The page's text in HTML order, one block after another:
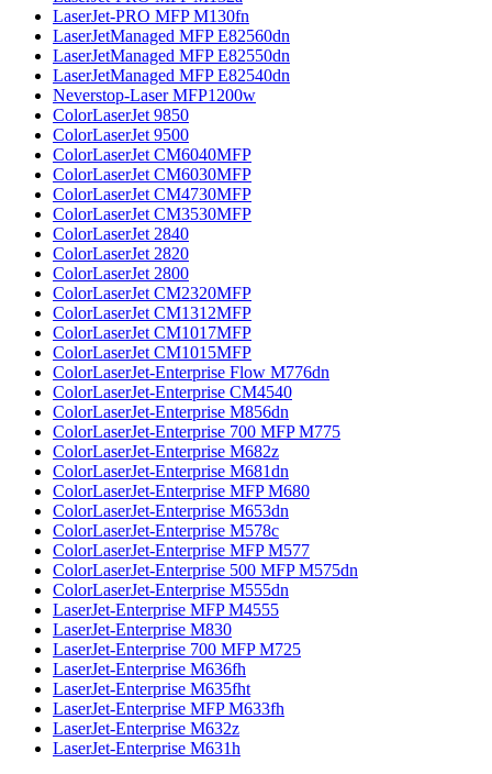
LaserJet-PRO MFP M130fn
LaserJetManaged MFP E82560dn
LaserJetManaged MFP E82550dn
LaserJetManaged MFP E82540dn
Neverstop-Laser MFP1200w
ColorLaserJet 9850
ColorLaserJet 9500
ColorLaserJet CM6040MFP
ColorLaserJet CM6030MFP
ColorLaserJet CM4730MFP
ColorLaserJet CM3530MFP
ColorLaserJet 2840
ColorLaserJet 2820
ColorLaserJet 2800
ColorLaserJet CM2320MFP
ColorLaserJet CM1312MFP
ColorLaserJet CM1017MFP
ColorLaserJet CM1015MFP
ColorLaserJet-Enterprise Flow M776dn
ColorLaserJet-Enterprise CM4540
ColorLaserJet-Enterprise M856dn
ColorLaserJet-Enterprise 700 MFP M775
ColorLaserJet-Enterprise M682z
ColorLaserJet-Enterprise M681dn
ColorLaserJet-Enterprise MFP M680
ColorLaserJet-Enterprise M653dn
ColorLaserJet-Enterprise M578с
ColorLaserJet-Enterprise MFP M577
ColorLaserJet-Enterprise 500 MFP M575dn
ColorLaserJet-Enterprise M555dn
LaserJet-Enterprise MFP M4555
LaserJet-Enterprise M830
LaserJet-Enterprise 700 MFP M725
LaserJet-Enterprise M636fh
LaserJet-Enterprise M635fht
LaserJet-Enterprise MFP M633fh
LaserJet-Enterprise M632z
LaserJet-Enterprise M631h